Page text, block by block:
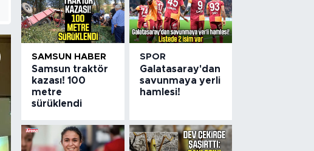
SAMSUN HABER
Samsun traktör
kazası! 100
metre
sürüklendi
SPOR
Galatasaray'dan
savunmaya yerli
hamlesi!